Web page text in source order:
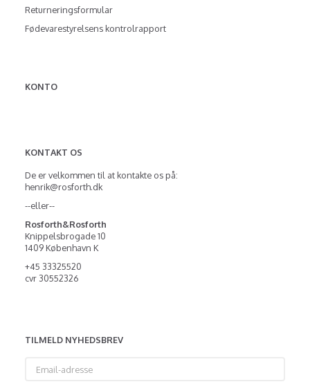
Returneringsformular
Fødevarestyrelsens kontrolrapport
KONTO
KONTAKT OS
De er velkommen til at kontakte os på:
henrik@rosforth.dk
--eller--
Rosforth&Rosforth
Knippelsbrogade 10
1409 København K
+45 33325520
cvr 30552326
TILMELD NYHEDSBREV
adresse